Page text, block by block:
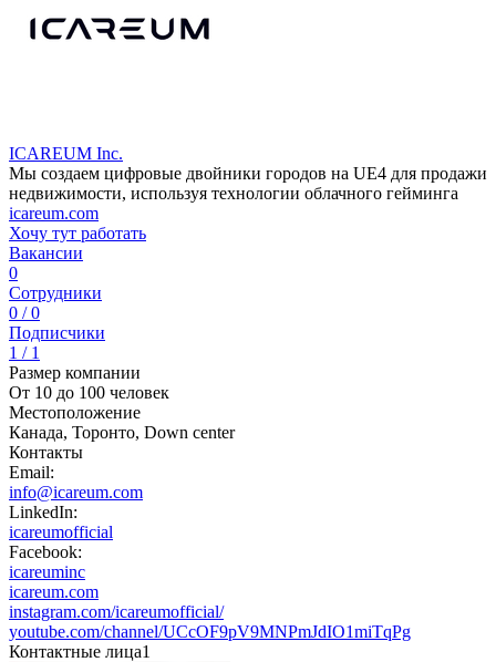
ICAREUM Inc.
Мы создаем цифровые двойники городов на UE4 для продажи
недвижимости, используя технологии облачного гейминга
icareum.com
Хочу тут работать
Вакансии
0
Сотрудники
0 / 0
Подписчики
1 / 1
Размер компании
От 10 до 100 человек
Местоположение
Канада, Торонто, Down center
Контакты
Email:
info@icareum.com
LinkedIn:
icareumofficial
Facebook:
icareuminc
icareum.com
instagram.com/icareumofficial/
youtube.com/channel/UCcOF9pV9MNPmJdIO1miTqPg
Контактные лица1